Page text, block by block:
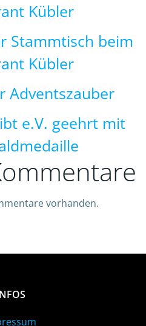
Kübler
Stammtisch beim
Kübler
Adventszauber
e.V. geehrt mit
vorhanden.